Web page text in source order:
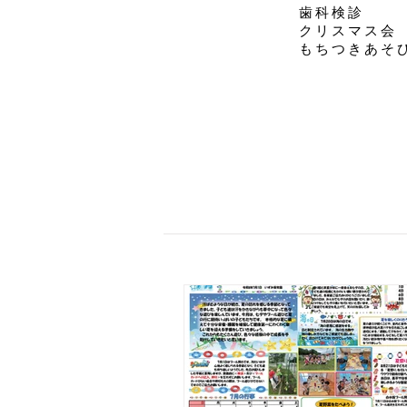
歯科検診
クリスマス会
もちつきあそ